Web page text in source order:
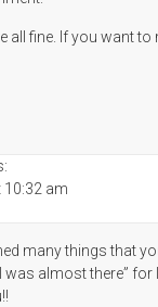
all fine. If you want
10:32 am
many things that
was almost there”